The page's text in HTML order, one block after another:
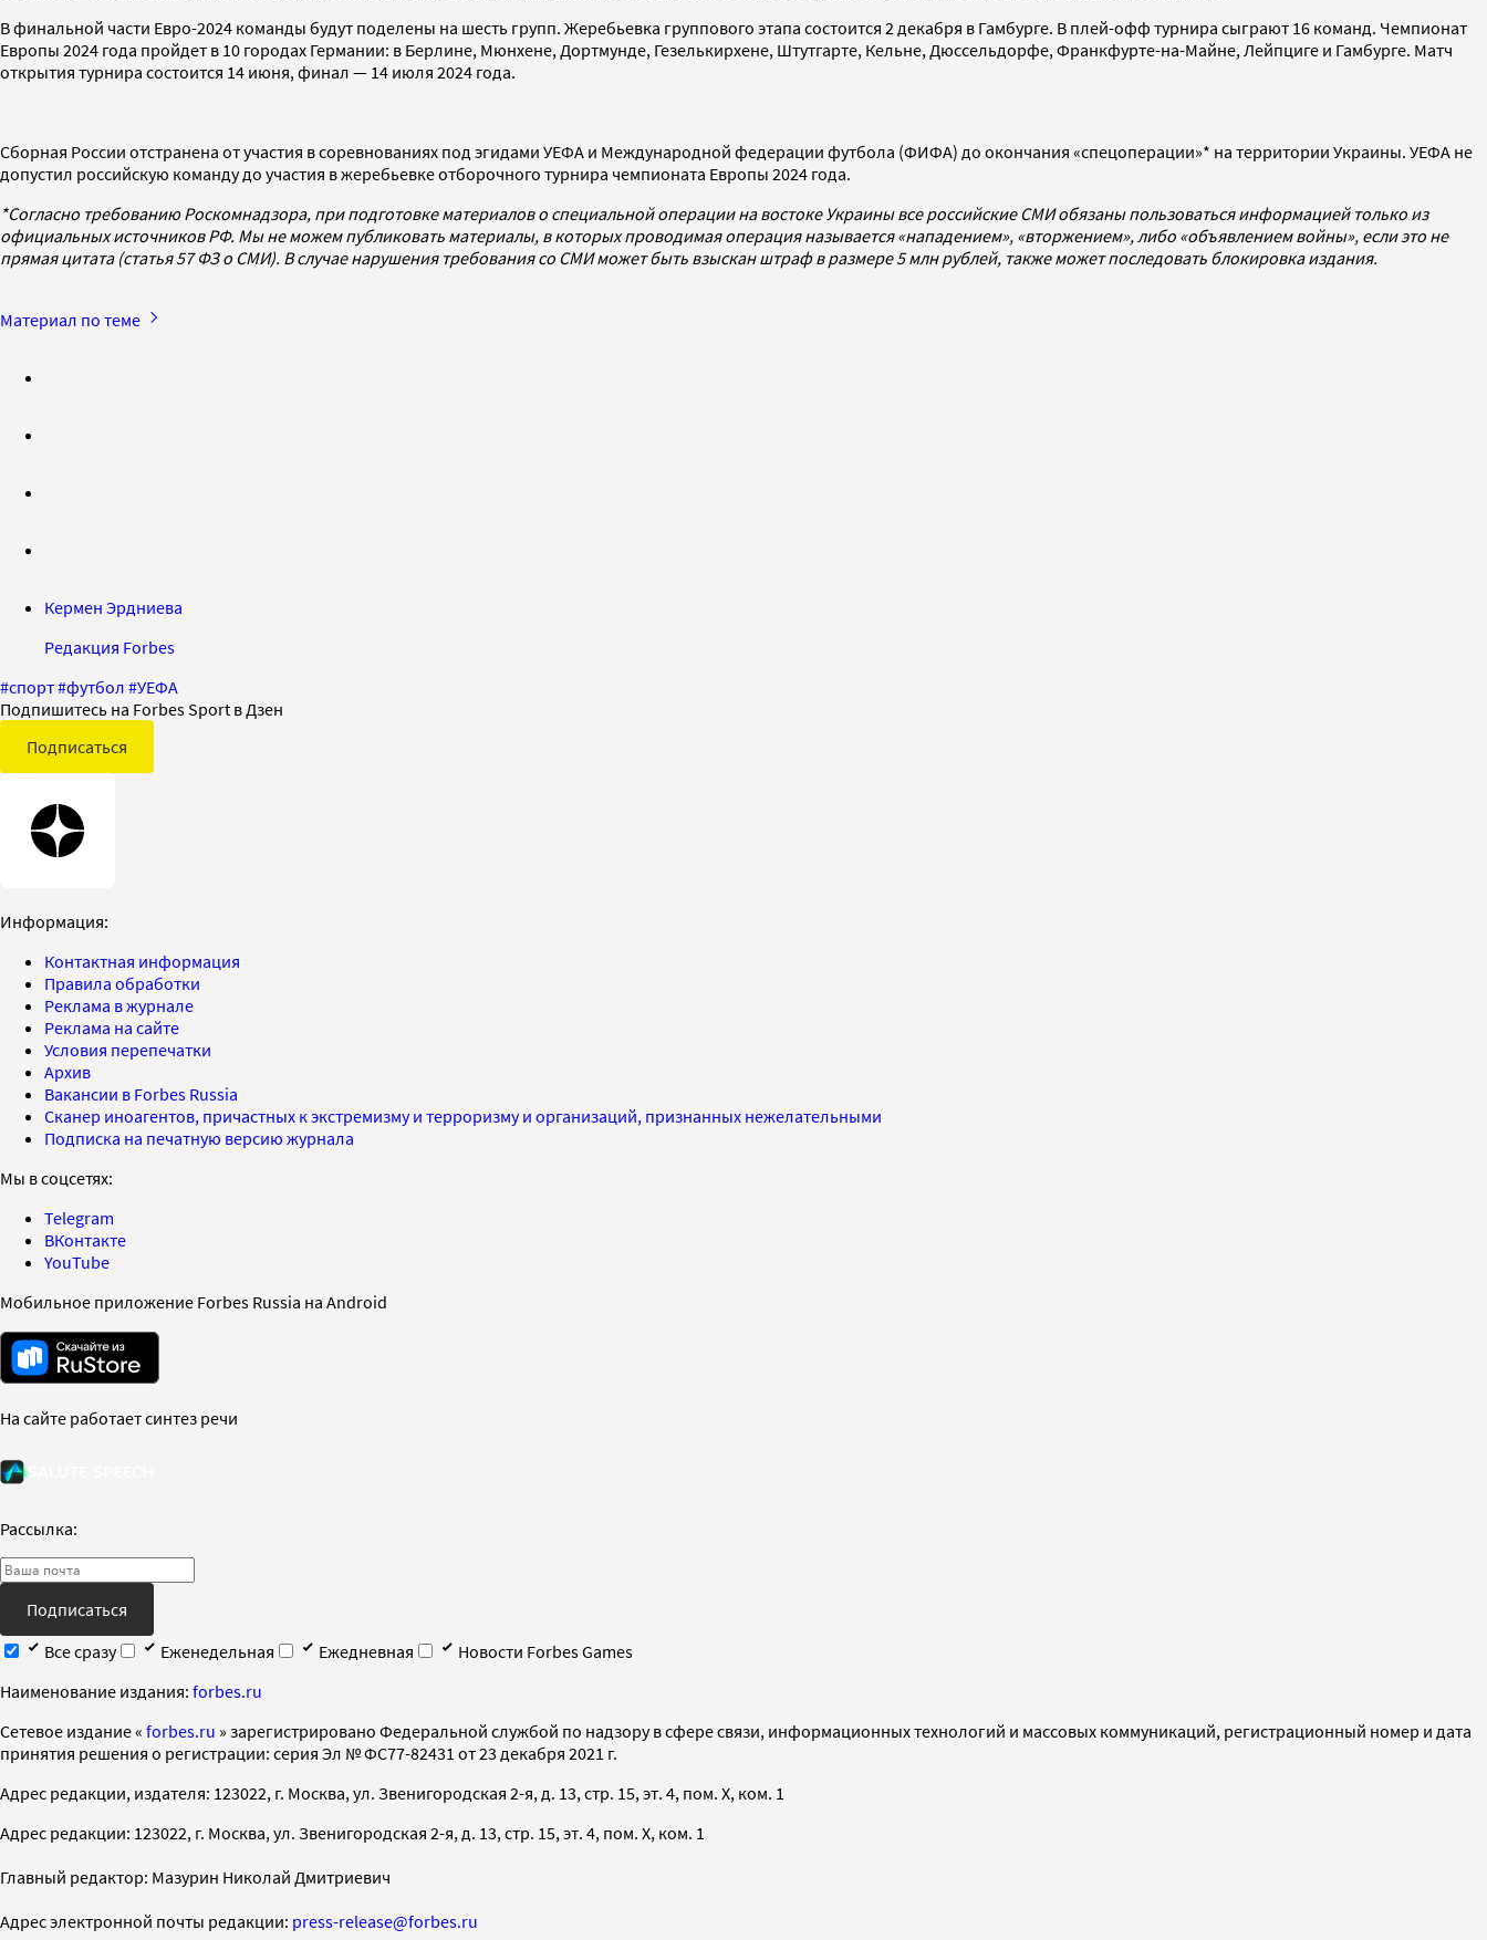
В финальной части Евро-2024 команды будут поделены на шесть групп. Жеребьевка группового этапа состоится 2 декабря в Гамбурге. В плей-офф турнира сыграют 16 команд. Чемпионат
Европы 2024 года пройдет в 10 городах Германии: в Берлине, Мюнхене, Дортмунде, Гезелькирхене, Штутгарте, Кельне, Дюссельдорфе, Франкфурте-на-Майне, Лейпциге и Гамбурге. Матч
открытия турнира состоится 14 июня, финал — 14 июля 2024 года.
Сборная России отстранена от участия в соревнованиях под эгидами УЕФА и Международной федерации футбола (ФИФА) до окончания «спецоперации»* на территории Украины. УЕФА не
допустил российскую команду до участия в жеребьевке отборочного турнира чемпионата Европы 2024 года.
*Согласно требованию Роскомнадзора, при подготовке материалов о специальной операции на востоке Украины все российские СМИ обязаны пользоваться информацией только из
официальных источников РФ. Мы не можем публиковать материалы, в которых проводимая операция называется «нападением», «вторжением», либо «объявлением войны», если это не
прямая цитата (статья 57 ФЗ о СМИ). В случае нарушения требования со СМИ может быть взыскан штраф в размере 5 млн рублей, также может последовать блокировка издания.
Материал по теме
Кермен Эрдниева
Редакция Forbes
#спорт#футбол #УЕФА
Подпишитесь на Forbes Sport в Дзен
Подписаться
Информация:
Контактная информация
Правила обработки
Реклама в журнале
Реклама на сайте
Условия перепечатки
Архив
Вакансии в Forbes Russia
Сканер иноагентов, причастных к экстремизму и терроризму и организаций, признанных нежелательными
Подписка на печатную версию журнала
Мы в соцсетях:
Telegram
ВКонтакте
YouTube
Мобильное приложение Forbes Russia на Android
На сайте работает синтез речи
Рассылка:
Подписаться
Все сразу
Еженедельная Ежедневная
Новости Forbes Games
Наименование издания: forbes.ru
Cетевое издание « forbes.ru » зарегистрировано Федеральной службой по надзору в сфере связи, информационных технологий и массовых коммуникаций, регистрационный номер и дата
принятия решения о регистрации: серия Эл № ФС77-82431 от 23 декабря 2021 г.
Адрес редакции, издателя: 123022, г. Москва, ул. Звенигородская 2-я, д. 13, стр. 15, эт. 4, пом. X, ком. 1
Адрес редакции: 123022, г. Москва, ул. Звенигородская 2-я, д. 13, стр. 15, эт. 4, пом. X, ком. 1
Главный редактор: Мазурин Николай Дмитриевич
Адрес электронной почты редакции: press-release@forbes.ru